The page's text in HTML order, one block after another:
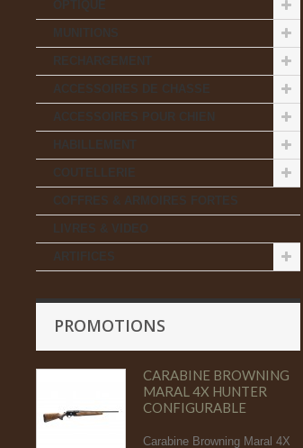
MUNITIONS
RECHARGEMENT
ACCESSOIRES DE CHASSE
ACCESSOIRES POUR CHIEN
HABILLEMENT
COUTELLERIE
COFFRES & ARMOIRES FORTES
LIVRES & VIDEO
ARTIFICES
PROMOTIONS
CARABINE BROWNING
MARAL 4X HUNTER
CONFIGURABLE
Carabine Browning Maral 4X